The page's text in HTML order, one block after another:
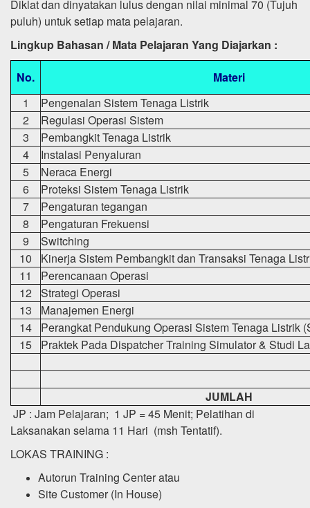
Diklat dan dinyatakan lulus dengan nilai minimal 70 (Tujuh
puluh) untuk setiap mata pelajaran.
Lingkup Bahasan / Mata Pelajaran Yang Diajarkan :
No.
Materi
1
Pengenalan Sistem Tenaga Listrik
2
Regulasi Operasi Sistem
3
Pembangkit Tenaga Listrik
4
Instalasi Penyaluran
5
Neraca Energi
6
Proteksi Sistem Tenaga Listrik
7
Pengaturan tegangan
8
Pengaturan Frekuensi
9
Switching
10
Kinerja Sistem Pembangkit dan Transaksi Tenaga
11
Perencanaan Operasi
12
Strategi Operasi
13
Manajemen Energi
14
Perangkat Pendukung Operasi Sistem Tenaga Listrik
15
Praktek Pada Dispatcher Training Simulator & Studi
JUMLAH
JP : Jam Pelajaran; 1 JP = 45 Menit; Pelatihan di
Laksanakan selama 11 Hari (msh Tentatif).
LOKAS TRAINING :
Autorun Training Center atau
Site Customer (In House)